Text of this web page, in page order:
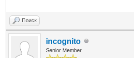
Поиск
incognito
Senior Member